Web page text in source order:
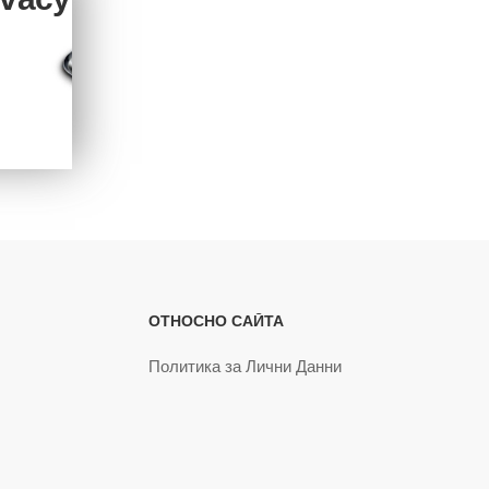
ОТНОСНО САЙТА
Политика за Лични Данни